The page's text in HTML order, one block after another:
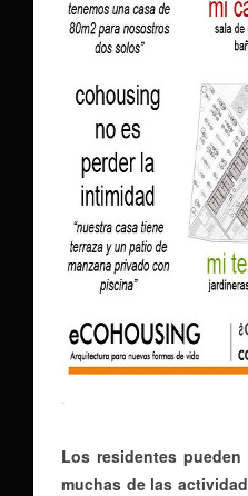
Los residentes
muchas de las